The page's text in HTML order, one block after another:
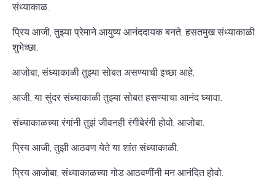
संध्याकाळ.
प्रिय आजी, तुझ्या प्रेमाने आयुष्य आनंददायक बनते, हसतमुख संध्याकाळी
शुभेच्छा.
आजोबा, संध्याकाळी तुझ्या सोबत असण्याची इच्छा आहे.
आजी, या सुंदर संध्याकाळी तुझ्या सोबत हसण्याचा आनंद घ्यावा.
संध्याकाळच्या रंगांनी तुझं जीवनही रंगीबेरंगी होवो, आजोबा.
प्रिय आजी, तुझी आठवण येते या शांत संध्याकाळी.
प्रिय आजोबा, संध्याकाळच्या गोड आठवणींनी मन आनंदित होवो.